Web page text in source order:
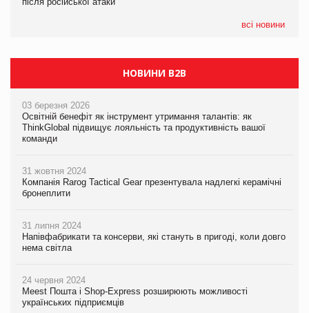
всі новини
Сергій Лісунов про заморожені хлібобулочні вироби на
НОВИНИ B2B
03 березня 2026
Освітній бенефіт як інструмент утримання талантів: як
ThinkGlobal підвищує лояльність та продуктивність вашої
команди
31 жовтня 2024
Компанія Rarog Tactical Gear презентувала надлегкі керамічні
бронеплити
31 липня 2024
Напівфабрикати та консерви, які стануть в пригоді, коли довго
нема світла
24 червня 2024
Meest Пошта і Shop-Express розширюють можливості
українських підприємців